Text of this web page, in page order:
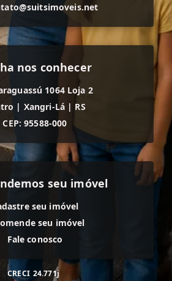
nos conhecer
1064 Loja 2
| Xangri-Lá | RS
CEP: 95588-000
seu imóvel
seu imóvel
seu imóvel
Fale conosco
CRECI 24.771j